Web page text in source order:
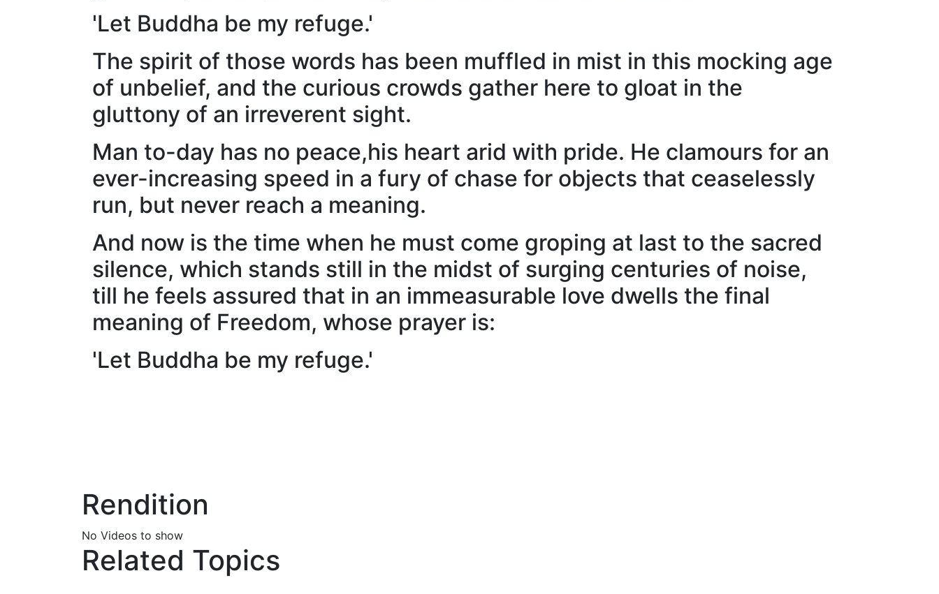
'Let Buddha be my refuge.'
The spirit of those words has been muffled in mist in this mocking age
of unbelief, and the curious crowds gather here to gloat in the
gluttony of an irreverent sight.
Man to-day has no peace,his heart arid with pride. He clamours for an
ever-increasing speed in a fury of chase for objects that ceaselessly
run, but never reach a meaning.
And now is the time when he must come groping at last to the sacred
silence, which stands still in the midst of surging centuries of noise,
till he feels assured that in an immeasurable love dwells the final
meaning of Freedom, whose prayer is:
'Let Buddha be my refuge.'
Rendition
No Videos to show
Related Topics